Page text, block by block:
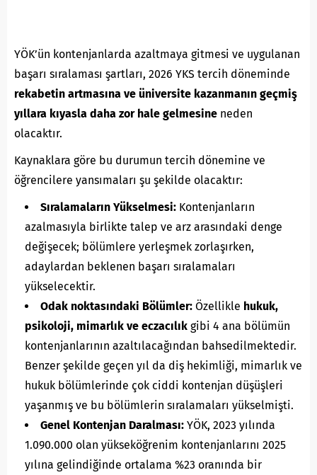
YÖK’ün kontenjanlarda azaltmaya gitmesi ve uygulanan
başarı sıralaması şartları, 2026 YKS tercih döneminde
rekabetin artmasına ve üniversite kazanmanın geçmiş
yıllara kıyasla daha zor hale gelmesine neden
olacaktır.
Kaynaklara göre bu durumun tercih dönemine ve
öğrencilere yansımaları şu şekilde olacaktır:
Sıralamaların Yükselmesi: Kontenjanların
azalmasıyla birlikte talep ve arz arasındaki denge
değişecek; bölümlere yerleşmek zorlaşırken,
adaylardan beklenen başarı sıralamaları
yükselecektir.
Odak noktasındaki Bölümler: Özellikle hukuk,
psikoloji, mimarlık ve eczacılık gibi 4 ana bölümün
kontenjanlarının azaltılacağından bahsedilmektedir.
Benzer şekilde geçen yıl da diş hekimliği, mimarlık ve
hukuk bölümlerinde çok ciddi kontenjan düşüşleri
yaşanmış ve bu bölümlerin sıralamaları yükselmişti.
Genel Kontenjan Daralması: YÖK, 2023 yılında
1.090.000 olan yükseköğrenim kontenjanlarını 2025
yılına gelindiğinde ortalama %23 oranında bir